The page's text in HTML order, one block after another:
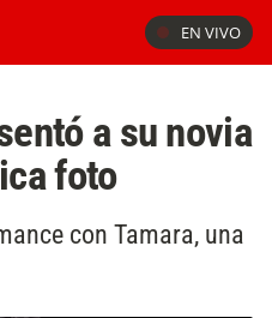
EN VIVO
a su novia
foto
con Tamara, una